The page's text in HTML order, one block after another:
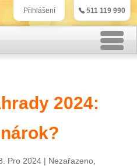
Přihlášení 511 119 990
2024:
Pro 2024| Nezařazeno,